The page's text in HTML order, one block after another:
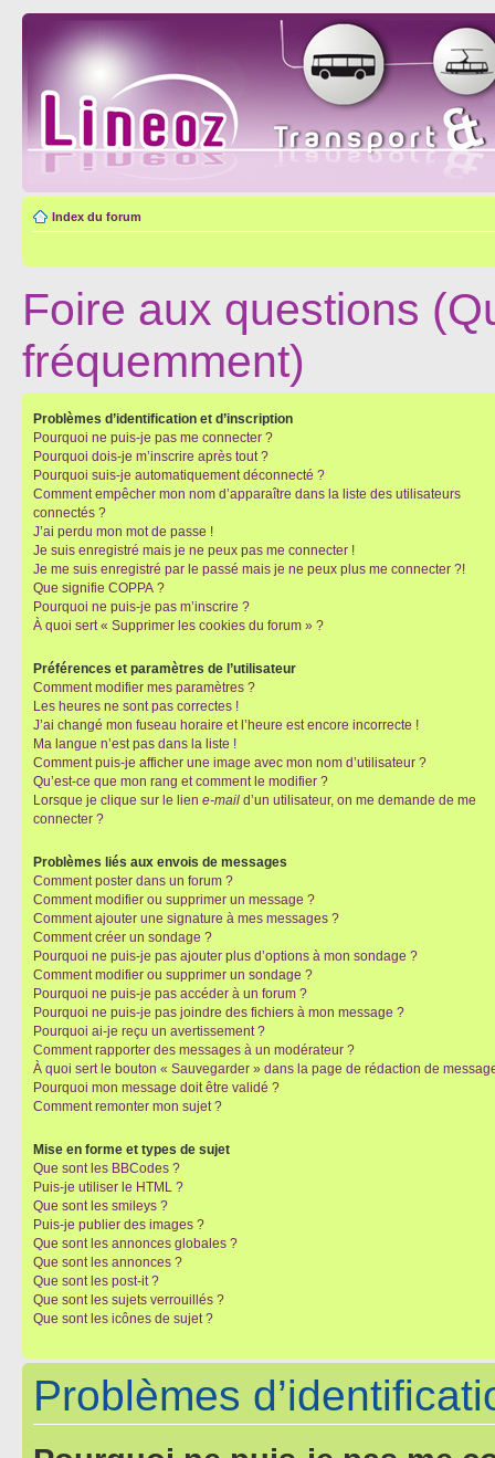
Index du forum
Foire aux questions
fréquemment)
Problèmes d’identification et d’inscription
Pourquoi ne puis-je pas me connecter ?
Pourquoi dois-je m’inscrire après tout ?
Pourquoi suis-je automatiquement déconnecté ?
Comment empêcher mon nom d’apparaître dans la liste des utilisateurs
connectés ?
J’ai perdu mon mot de passe !
Je suis enregistré mais je ne peux pas me connecter !
Je me suis enregistré par le passé mais je ne peux plus me connecter ?!
Que signifie COPPA ?
Pourquoi ne puis-je pas m’inscrire ?
À quoi sert « Supprimer les cookies du forum » ?
Préférences et paramètres de l’utilisateur
Comment modifier mes paramètres ?
Les heures ne sont pas correctes !
J’ai changé mon fuseau horaire et l’heure est encore incorrecte !
Ma langue n’est pas dans la liste !
Comment puis-je afficher une image avec mon nom d’utilisateur ?
Qu’est-ce que mon rang et comment le modifier ?
Lorsque je clique sur le lien e-mail d’un utilisateur, on me demande de me
connecter ?
Problèmes liés aux envois de messages
Comment poster dans un forum ?
Comment modifier ou supprimer un message ?
Comment ajouter une signature à mes messages ?
Comment créer un sondage ?
Pourquoi ne puis-je pas ajouter plus d’options à mon sondage ?
Comment modifier ou supprimer un sondage ?
Pourquoi ne puis-je pas accéder à un forum ?
Pourquoi ne puis-je pas joindre des fichiers à mon message ?
Pourquoi ai-je reçu un avertissement ?
Comment rapporter des messages à un modérateur ?
À quoi sert le bouton « Sauvegarder » dans la page de rédaction de
Pourquoi mon message doit être validé ?
Comment remonter mon sujet ?
Mise en forme et types de sujet
Que sont les BBCodes ?
Puis-je utiliser le HTML ?
Que sont les smileys ?
Puis-je publier des images ?
Que sont les annonces globales ?
Que sont les annonces ?
Que sont les post-it ?
Que sont les sujets verrouillés ?
Que sont les icônes de sujet ?
Problèmes